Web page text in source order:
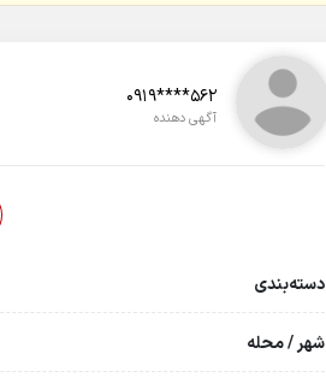
0919****562
آگهی دهنده
دسته‌بندی
شهر / محله